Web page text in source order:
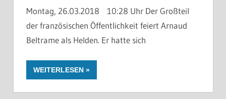
Montag, 26.03.2018 10:28 Uhr Der Großteil
der französischen Öffentlichkeit feiert Arnaud
Beltrame als Helden. Er hatte sich
WEITERLESEN